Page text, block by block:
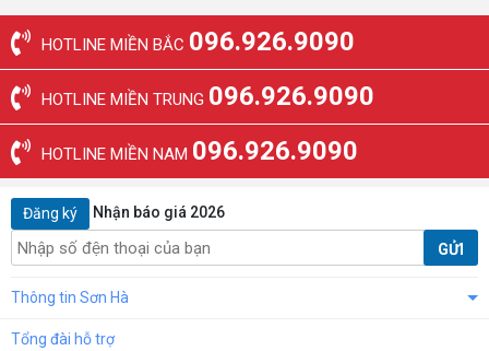
HOTLINE MIỀN BẮC 096.926.9090
HOTLINE MIỀN TRUNG 096.926.9090
HOTLINE MIỀN NAM 096.926.9090
Đăng ký Nhận báo giá 2026
GỬI
Thông tin Sơn Hà
Tổng đài hỗ trợ